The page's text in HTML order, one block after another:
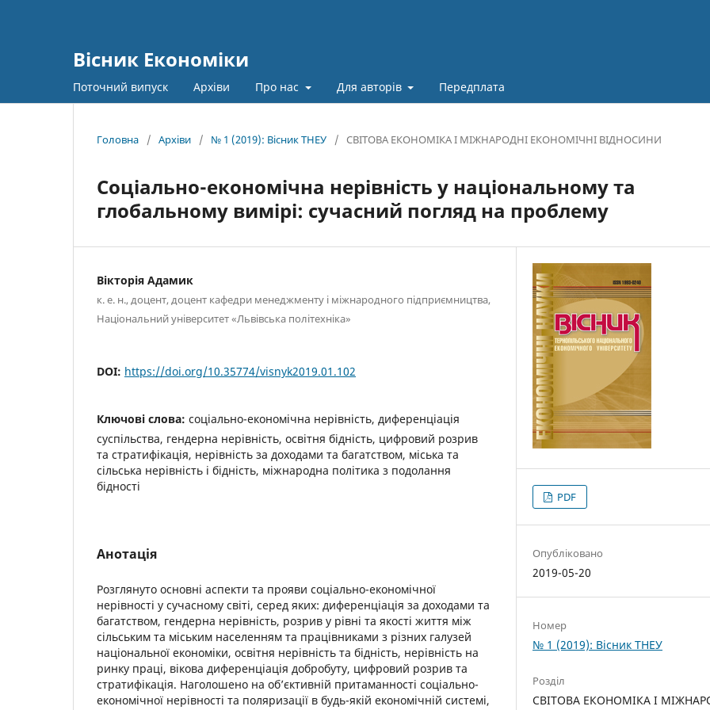
Вісник Економіки
Поточний випуск Архіви Про нас Для авторів Передплата
Головна / Архіви / № 1 (2019): Вісник ТНЕУ / СВІТОВА ЕКОНОМІКА І МІЖНАРОДНІ ЕКОНОМІЧНІ ВІДНОСИНИ
Соціально-економічна нерівність у національному та
глобальному вимірі: сучасний погляд на проблему
Вікторія Адамик
к. е. н., доцент, доцент кафедри менеджменту і міжнародного підприємництва,
Національний університет «Львівська політехніка»
DOI: https://doi.org/10.35774/visnyk2019.01.102
Ключові слова: соціально-економічна нерівність, диференціація
суспільства, гендерна нерівність, освітня бідність, цифровий розрив
та стратифікація, нерівність за доходами та багатством, міська та
сільська нерівність і бідність, міжнародна політика з подолання
бідності
Анотація
Розглянуто основні аспекти та прояви соціально-економічної
нерівності у сучасному світі, серед яких: диференціація за доходами та
багатством, гендерна нерівність, розрив у рівні та якості життя між
сільським та міським населенням та працівниками з різних галузей
національної економіки, освітня нерівність та бідність, нерівність на
ринку праці, вікова диференціація добробуту, цифровий розрив та
стратифікація. Наголошено на об’єктивній притаманності соціально-
економічної нерівності та поляризації в будь-якій економічній системі,
PDF
Опубліковано
2019-05-20
Номер
№ 1 (2019): Вісник ТНЕУ
Розділ
СВІТОВА ЕКОНОМІКА І